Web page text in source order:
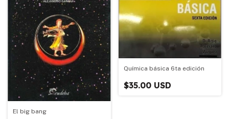
El big bang
Química básica 6ta edición
$35.00 USD